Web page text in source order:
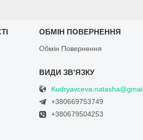
ОБМІН ПОВЕРНЕННЯ
Обмін Повернення
+380669753749
+380679504253